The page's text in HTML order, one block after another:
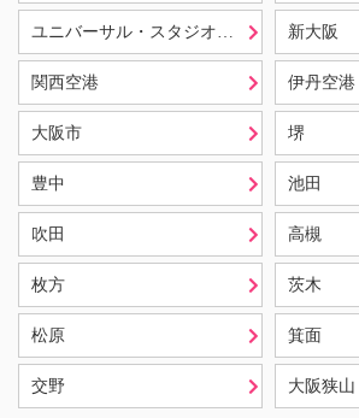
ユニバーサル・スタジオ・ジャパン (USJ) 新大阪
関西空港 伊丹空港
大阪市 堺
豊中 池田
吹田 高槻
枚方 茨木
松原 箕面
交野 大阪狭山